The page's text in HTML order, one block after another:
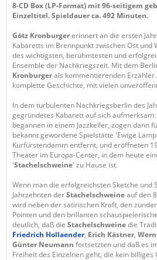
8-CD Box (LP-Format) mit 96-seitigem
Einzeltitel. Spieldauer ca. 492 Minuten.
Götz Kronburgererinnert an die ersten
Kabaretts im Brennpunkt zwischen Ost und
des wichtigsten, berühmtesten und
Ensemble der Nachkriegszeit. Mit dem
Kronburgerals kommentierenden
komplette Geschichte, mit vielen
In dem turbulenten Nachkriegsberlin des
gegründetes Kabarett auf sich
begannen in einem Jazzkeller, zogen dann
bekannt gewordene Spielstätte 'Ewige
Kurfürstendamm entfernt, und eröffneten
Theater im Europa-Center, in dem heute
'Stachelschweine' zu Hause ist.
Wenn man die erfolgreichsten Sketche und
Jahrzehnten derStachelschweineauf den
wird neben der satirischen Kraft, den
Pointen und den brillanten
deutlich, daß die Stachelschweinedie
Friedrich Hollaender, Erich Kästner,
Günter Neumann fortsetzten und daß es
Freiheit des Einzelnen geht, die kein billiges